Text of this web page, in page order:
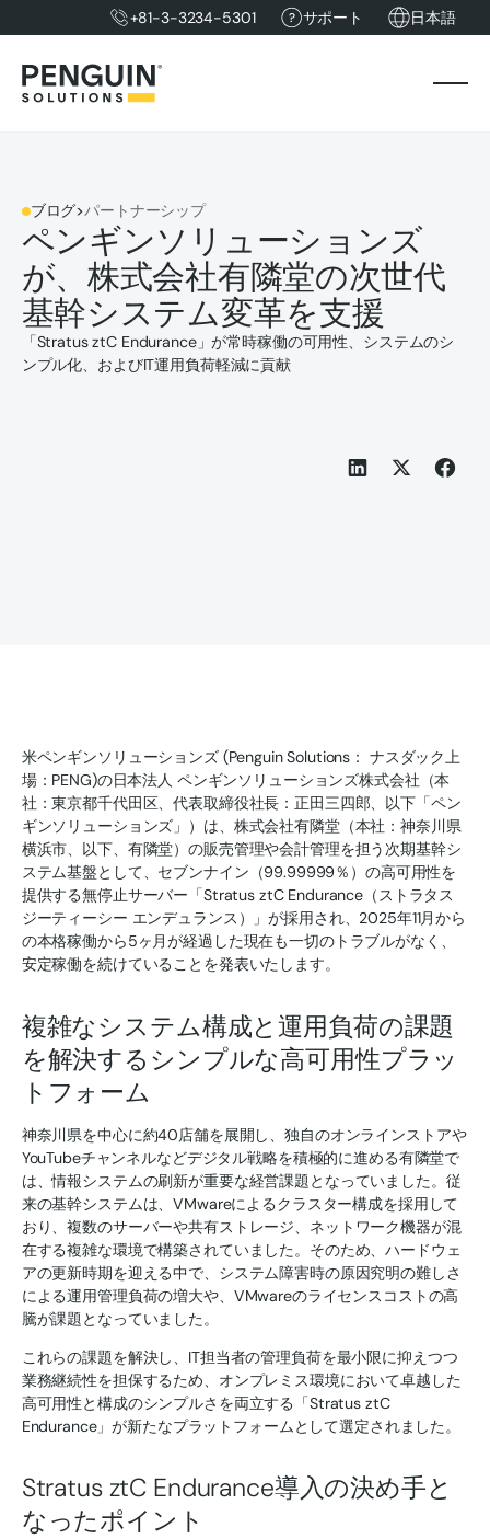
+81-3-3234-5301 サポート 日本語
ブログ>パートナーシップ
ペンギンソリューションズ
が、株式会社有隣堂の次世代
基幹システム変革を支援
「Stratus ztC Endurance」が常時稼働の可用性、システムのシ
ンプル化、およびIT運用負荷軽減に貢献
米ペンギンソリューションズ (Penguin Solutions： ナスダック上
場：PENG)の日本法人 ペンギンソリューションズ株式会社（本
社：東京都千代田区、代表取締役社長：正田三四郎、以下「ペン
ギンソリューションズ」）は、株式会社有隣堂（本社：神奈川県
横浜市、以下、有隣堂）の販売管理や会計管理を担う次期基幹シ
ステム基盤として、セブンナイン（99.99999％）の高可用性を
提供する無停止サーバー「Stratus ztC Endurance（ストラタス
ジーティーシー エンデュランス）」が採用され、2025年11月から
の本格稼働から5ヶ月が経過した現在も一切のトラブルがなく、
安定稼働を続けていることを発表いたします。
複雑なシステム構成と運用負荷の課題
を解決するシンプルな高可用性プラッ
トフォーム
神奈川県を中心に約40店舗を展開し、独自のオンラインストアや
YouTubeチャンネルなどデジタル戦略を積極的に進める有隣堂で
は、情報システムの刷新が重要な経営課題となっていました。従
来の基幹システムは、VMwareによるクラスター構成を採用して
おり、複数のサーバーや共有ストレージ、ネットワーク機器が混
在する複雑な環境で構築されていました。そのため、ハードウェ
アの更新時期を迎える中で、システム障害時の原因究明の難しさ
による運用管理負荷の増大や、VMwareのライセンスコストの高
騰が課題となっていました。
これらの課題を解決し、IT担当者の管理負荷を最小限に抑えつつ
業務継続性を担保するため、オンプレミス環境において卓越した
高可用性と構成のシンプルさを両立する「Stratus ztC
Endurance」が新たなプラットフォームとして選定されました。
Stratus ztC Endurance導入の決め手と
なったポイント